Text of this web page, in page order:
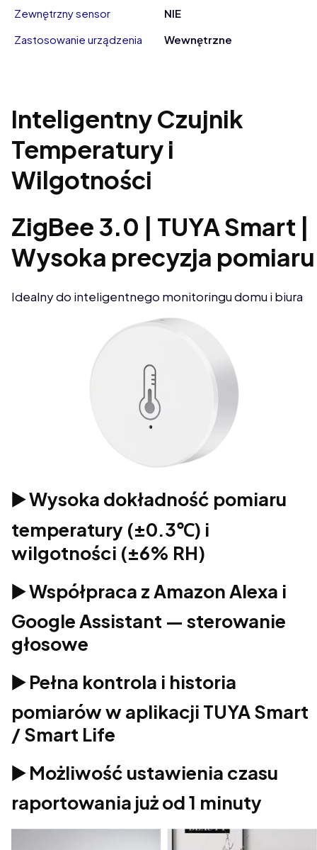
Zewnętrzny sensor
NIE
Zastosowanie urządzenia
Wewnętrzne
Inteligentny Czujnik
Temperatury i
Wilgotności
ZigBee 3.0 | TUYA Smart |
Wysoka precyzja pomiaru
Idealny do inteligentnego monitoringu domu i biura
▶️ Wysoka dokładność pomiaru
temperatury (±0.3℃) i
wilgotności (±6% RH)
▶️ Współpraca z Amazon Alexa i
Google Assistant — sterowanie
głosowe
▶️ Pełna kontrola i historia
pomiarów w aplikacji TUYA Smart
/ Smart Life
▶️ Możliwość ustawienia czasu
raportowania już od 1 minuty